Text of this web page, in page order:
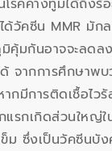
วัคซีน MMR มัก
คุ้มกันอาจจะลดล
จากการศึกษาพ
กมีการติดเชื้อไว
แรกเกิดส่วนใหญ่ใ
ม ซึ่งเป็นวัคซีนบั